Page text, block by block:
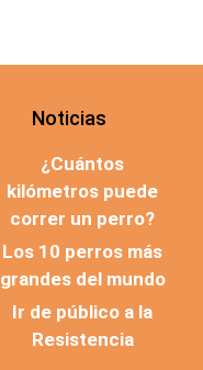
Noticias
¿Cuántos
kilómetros puede
correr un perro?
Los 10 perros más
grandes del mundo
Ir de público a la
Resistencia